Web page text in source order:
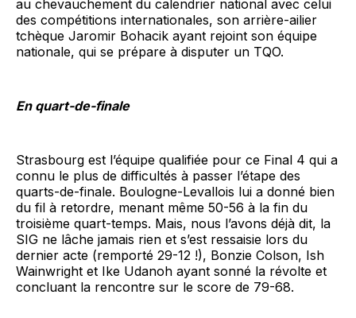
au chevauchement du calendrier national avec celui
des compétitions internationales, son arrière-ailier
tchèque Jaromir Bohacik ayant rejoint son équipe
nationale, qui se prépare à disputer un TQO.
En quart-de-finale
Strasbourg est l’équipe qualifiée pour ce Final 4 qui a
connu le plus de difficultés à passer l’étape des
quarts-de-finale. Boulogne-Levallois lui a donné bien
du fil à retordre, menant même 50-56 à la fin du
troisième quart-temps. Mais, nous l’avons déjà dit, la
SIG ne lâche jamais rien et s’est ressaisie lors du
dernier acte (remporté 29-12 !), Bonzie Colson, Ish
Wainwright et Ike Udanoh ayant sonné la révolte et
concluant la rencontre sur le score de 79-68.